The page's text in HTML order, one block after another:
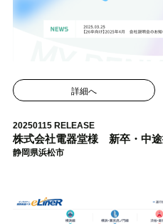
詳細へ
20250115 RELEASE
株式会社電器堂様 新卒・中途
静岡県浜松市